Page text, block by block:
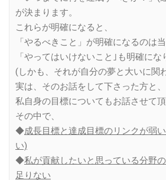
が決まります。
これらが明確になると、
「やるべきこと」が明確になるのは
「やってはいけないこと｣も明確にな
(しかも、それが自分の夢と大いに関
実は、そのお話をして下さった方と、
私自身の目標についてもお話させて頂
その中で、
◆成長目標と達成目標のリンクが弱
い)
◆私が貢献したいと思っている分野
足りない